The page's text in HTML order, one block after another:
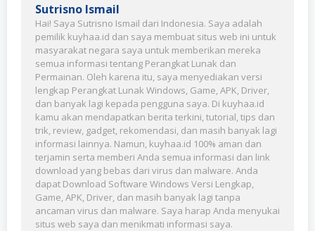
Sutrisno Ismail
Hai! Saya Sutrisno Ismail dari Indonesia. Saya adalah
pemilik kuyhaa.id dan saya membuat situs web ini untuk
masyarakat negara saya untuk memberikan mereka
semua informasi tentang Perangkat Lunak dan
Permainan. Oleh karena itu, saya menyediakan versi
lengkap Perangkat Lunak Windows, Game, APK, Driver,
dan banyak lagi kepada pengguna saya. Di kuyhaa.id
kamu akan mendapatkan berita terkini, tutorial, tips dan
trik, review, gadget, rekomendasi, dan masih banyak lagi
informasi lainnya. Namun, kuyhaa.id 100% aman dan
terjamin serta memberi Anda semua informasi dan link
download yang bebas dari virus dan malware. Anda
dapat Download Software Windows Versi Lengkap,
Game, APK, Driver, dan masih banyak lagi tanpa
ancaman virus dan malware. Saya harap Anda menyukai
situs web saya dan menikmati informasi saya.